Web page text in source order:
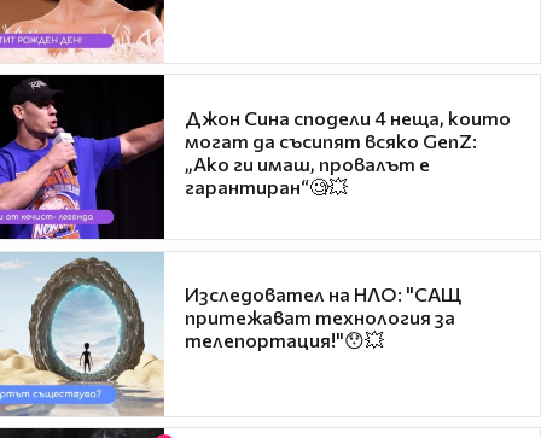
Джон Сина сподели 4 неща, които
могат да съсипят всяко GenZ:
„Ако ги имаш, провалът е
гарантиран“🧐💥
Изследовател на НЛО: "САЩ
притежават технология за
телепортация!"😯💥